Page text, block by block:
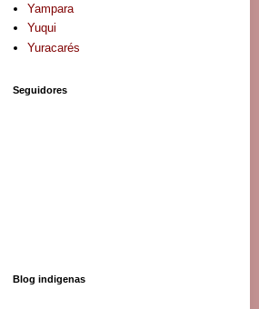
Yampara
Yuqui
Yuracarés
Seguidores
Blog indigenas